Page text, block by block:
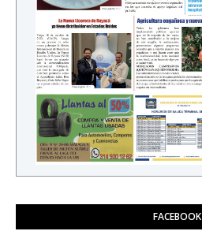
FACEBOOK